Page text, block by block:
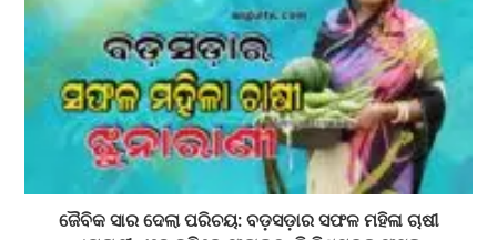
ଜୈବିକ ସାର ଦେଲା ପରିଚୟ: ବଡ଼ସଡ଼ାର ସଫଳ ମହିଳା ଚାଷୀ